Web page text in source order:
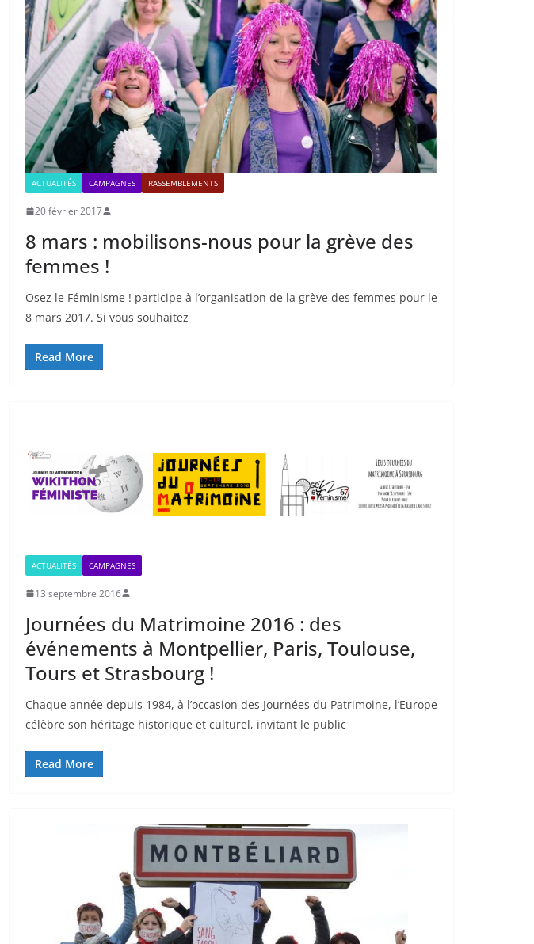
ACTUALITÉS CAMPAGNES RASSEMBLEMENTS
20 février 2017
8 mars : mobilisons-nous pour la grève des
femmes !
Osez le Féminisme ! participe à l’organisation de la grève des femmes pour le
8 mars 2017. Si vous souhaitez
Read More
ACTUALITÉS CAMPAGNES
13 septembre 2016
Journées du Matrimoine 2016 : des
événements à Montpellier, Paris, Toulouse,
Tours et Strasbourg !
Chaque année depuis 1984, à l’occasion des Journées du Patrimoine, l’Europe
célèbre son héritage historique et culturel, invitant le public
Read More